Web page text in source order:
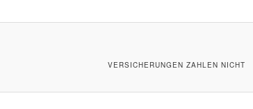
VERSICHERUNGEN ZAHLEN NICHT